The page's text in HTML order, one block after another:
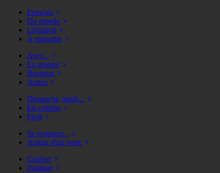
Français
Du monde
Livraison
À emporter
Avec...
En groupe
Business
Autres
Dimanche, lundi...
En continu
Férié
Se restaurer...
Autour d'un verre
Confort
Pratique